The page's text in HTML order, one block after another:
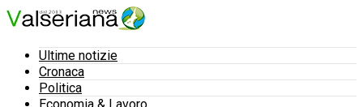
Ultime notizie
Cronaca
Politica